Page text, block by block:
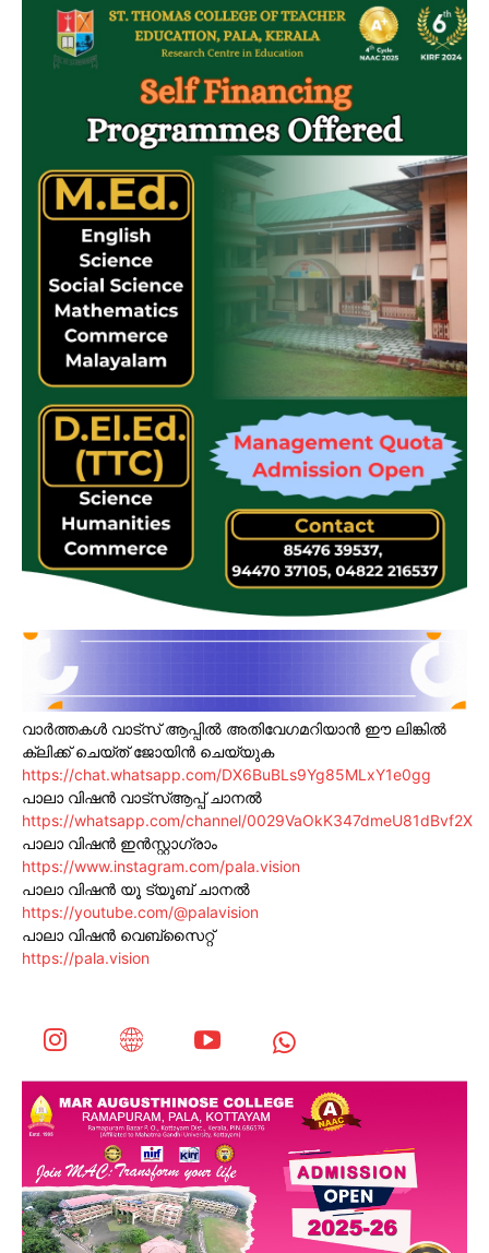
വാർത്തകൾ വാട്സ് ആപ്പിൽ അതിവേഗമറിയാൻ ഈ ലിങ്കിൽ
ക്ലിക്ക് ചെയ്ത് ജോയിൻ ചെയ്യുക
https://chat.whatsapp.com/DX6BuBLs9Yg85MLxY1e0gg
പാലാ വിഷൻ വാട്സ്ആപ്പ് ചാനൽ
https://whatsapp.com/channel/0029VaOkK347dmeU81dBvf2X
പാലാ വിഷൻ ഇൻസ്റ്റാഗ്രാം
https://www.instagram.com/pala.vision
പാലാ വിഷൻ യൂ ട്യൂബ് ചാനൽ
https://youtube.com/@palavision
പാലാ വിഷൻ വെബ്സൈറ്റ്
https://pala.vision